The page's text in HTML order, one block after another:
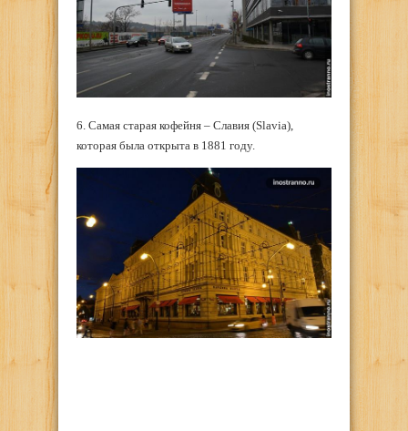
6. Самая старая кофейня – Славия (Slavia),
которая была открыта в 1881 году.